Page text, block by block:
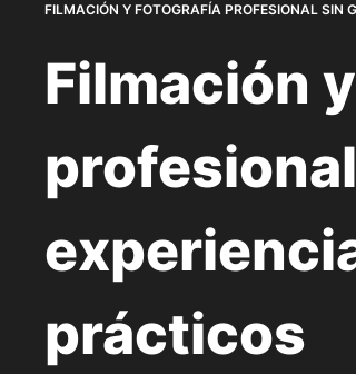
FILMACIÓN Y FOTOGRAFÍA PROFESIONAL SIN
Filmación
prácticos